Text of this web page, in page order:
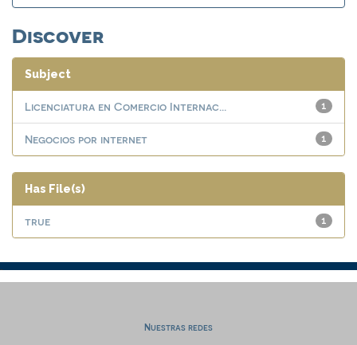
Discover
Subject
1
Licenciatura en Comercio Internac...
1
Negocios por internet
Has File(s)
1
true
Nuestras redes